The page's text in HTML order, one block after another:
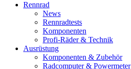
Rennrad
News
Rennradtests
Komponenten
Profi-Räder & Technik
Ausrüstung
Komponenten & Zubehör
Radcomputer & Powermeter